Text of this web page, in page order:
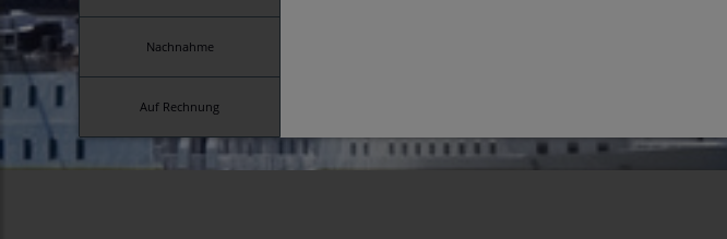
Nachnahme
Auf Rechnung